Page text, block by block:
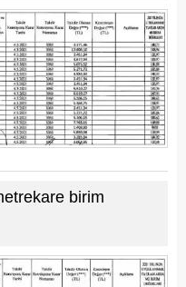
birim